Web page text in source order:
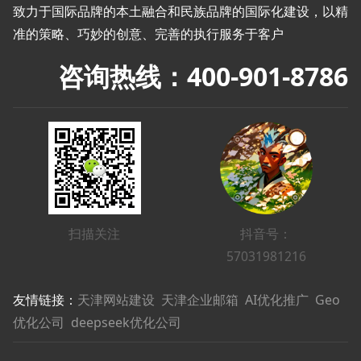
致力于国际品牌的本土融合和民族品牌的国际化建设，以精
准的策略、巧妙的创意、完善的执行服务于客户
咨询热线：400-901-8786
扫描关注
抖音号：
57031981216
友情链接： 天津网站建设 天津企业邮箱 AI优化推广 Geo
优化公司 deepseek优化公司